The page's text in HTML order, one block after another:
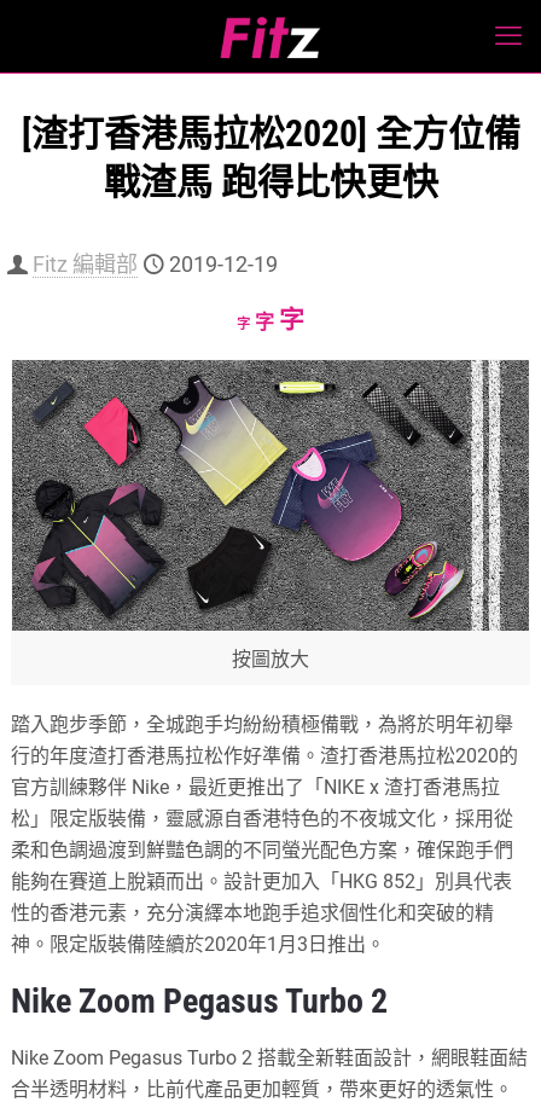
[渣打香港馬拉松2020] 全方位備
戰渣馬 跑得比快更快
Fitz 編輯部 2019-12-19
字Decrease
size.
字Reset
size.
字Increase
size.
按圖放大
踏入跑步季節，全城跑手均紛紛積極備戰，為將於明年初舉
行的年度渣打香港馬拉松作好準備。渣打香港馬拉松2020的
官方訓練夥伴 Nike，最近更推出了「NIKE x 渣打香港馬拉
松」限定版裝備，靈感源自香港特色的不夜城文化，採用從
柔和色調過渡到鮮豔色調的不同螢光配色方案，確保跑手們
能夠在賽道上脫穎而出。設計更加入「HKG 852」別具代表
性的香港元素，充分演繹本地跑手追求個性化和突破的精
神。限定版裝備陸續於2020年1月3日推出。
Nike Zoom Pegasus Turbo 2
Nike Zoom Pegasus Turbo 2 搭載全新鞋面設計，網眼鞋面結
合半透明材料，比前代產品更加輕質，帶來更好的透氣性。